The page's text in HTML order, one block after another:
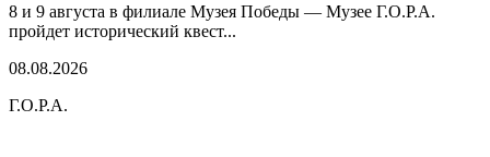
8 и 9 августа в филиале Музея Победы — Музее Г.О.Р.А.
пройдет исторический квест...
08.08.2026
Г.О.Р.А.